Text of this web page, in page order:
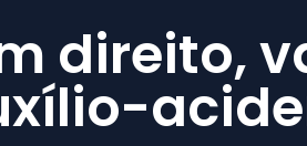
direito,